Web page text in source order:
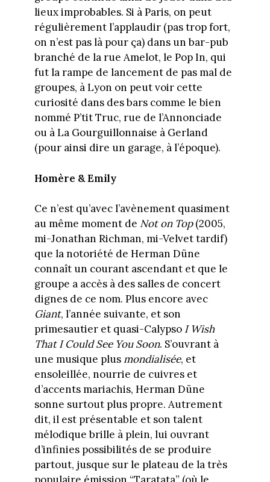
lieux improbables. Si à Paris, on peut
régulièrement l’applaudir (pas trop fort,
on n’est pas là pour ça) dans un bar-pub
branché de la rue Amelot, le Pop In, qui
fut la rampe de lancement de pas mal de
groupes, à Lyon on peut voir cette
curiosité dans des bars comme le bien
nommé P’tit Truc, rue de l’Annonciade
ou à La Gourguillonnaise à Gerland
(pour ainsi dire un garage, à l’époque).
Homère & Emily
Ce n’est qu’avec l’avènement quasiment
au même moment de Not on Top(2005,
mi-Jonathan Richman, mi-Velvet tardif)
que la notoriété de Herman Düne
connaît un courant ascendant et que le
groupe a accès à des salles de concert
dignes de ce nom. Plus encore avec
Giant, l’année suivante, et son
primesautier et quasi-Calypso I Wish
That I Could See You Soon. S’ouvrant à
une musique plusmondialisée, et
ensoleillée, nourrie de cuivres et
d’accents mariachis, Herman Düne
sonne surtout plus propre. Autrement
dit, il est présentable et son talent
mélodique brille à plein, lui ouvrant
d’infinies possibilités de se produire
partout, jusque sur le plateau de la très